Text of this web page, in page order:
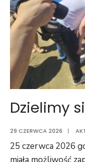
Dzielimy
29 CZERWCA 2026 |
25 czerwca 2026